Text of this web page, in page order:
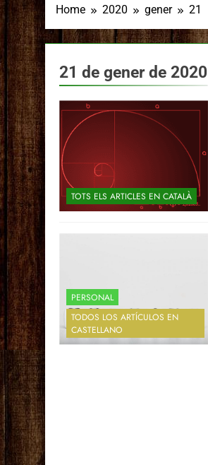
Home 2020 gener 21
21 de gener de 2020
TOTS ELS ARTICLES EN CATALÀ
PERSONAL
TODOS LOS ARTÍCULOS EN
CASTELLANO